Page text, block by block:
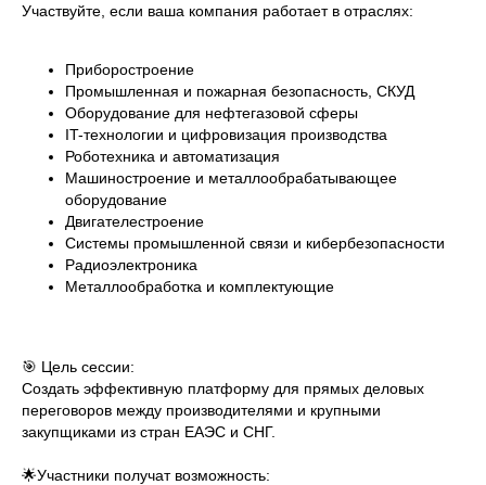
Участвуйте, если ваша компания работает в отраслях:
Приборостроение
Промышленная и пожарная безопасность, СКУД
Оборудование для нефтегазовой сферы
IT-технологии и цифровизация производства
Роботехника и автоматизация
Машиностроение и металлообрабатывающее
оборудование
Двигателестроение
Системы промышленной связи и кибербезопасности
Радиоэлектроника
Металлообработка и комплектующие
🎯 Цель сессии:
Создать эффективную платформу для прямых деловых
переговоров между производителями и крупными
закупщиками из стран ЕАЭС и СНГ.
🌟Участники получат возможность: